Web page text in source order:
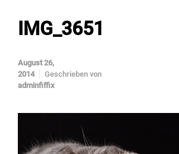
IMG_3651
August 26,
2014
Geschrieben von
adminfiffix